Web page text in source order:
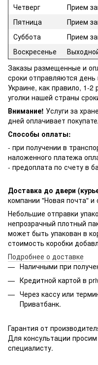
Четверг
Прием
Пятница
Прием
Суббота
Прием
Воскресенье
Заказы размещенные и
сроки отправляются
Украине, как правило, 1-
уголки нашей страны
Внимание! Услуги за
дней оплачивает
Способы оплаты:
- при получении в
наложенного платежа
- предоплата по счету в
Доставка до двери
компании "Новая почта" и
Небольшие отправки
непрозрачный плотный
может быть упакован в
стоимость коробки
Подробнее о доставке
Наличными при
Кредитной картой в
Через кассу или
Приватбанк.
Гарантия от
Для консультации
специалисту.